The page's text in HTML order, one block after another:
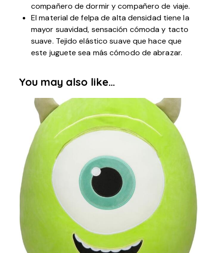
compañero de dormir y compañero de viaje.
El material de felpa de alta densidad tiene la
mayor suavidad, sensación cómoda y tacto
suave. Tejido elástico suave que hace que
este juguete sea más cómodo de abrazar.
You may also like…